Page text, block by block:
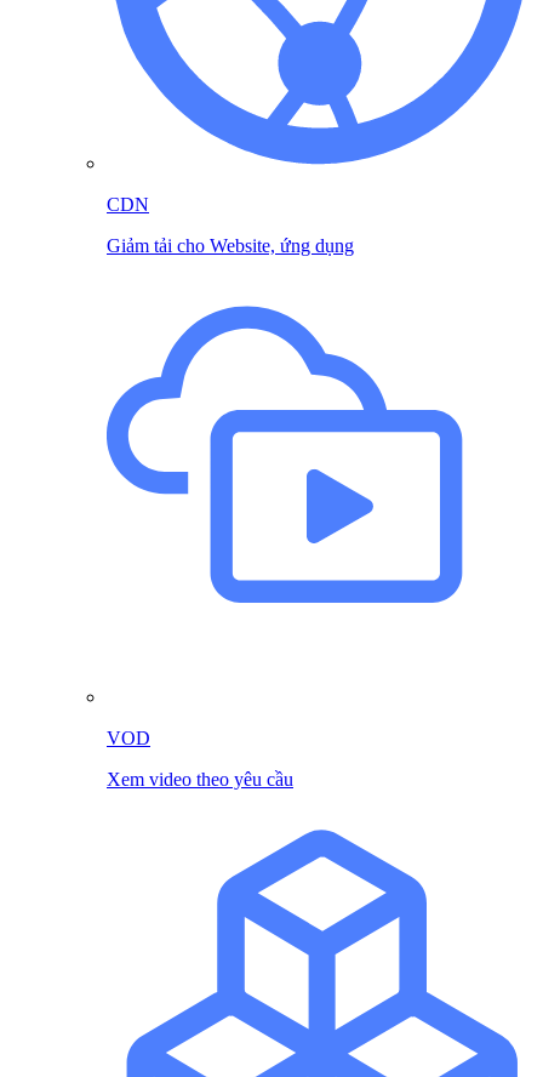
CDN
Giảm tải cho Website, ứng dụng
VOD
Xem video theo yêu cầu